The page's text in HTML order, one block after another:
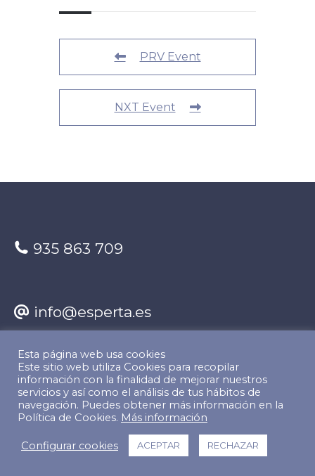
PRV Event
NXT Event
935 863 709
info@esperta.es
Encuéntranos en:
Facebook
page
X
page
YouTube
page
opens
Linkedin
page
opens
© Copyright 2022 The Predictive Index. Todos los derechos
reservados.
Esta página web usa cookies
Este sitio web utiliza Cookies para recopilar
información con la finalidad de mejorar nuestros
servicios y así como el análisis de tus hábitos de
navegación. Puedes obtener más información en la
Política de Cookies. Más información
Configurar cookies ACEPTAR RECHAZAR